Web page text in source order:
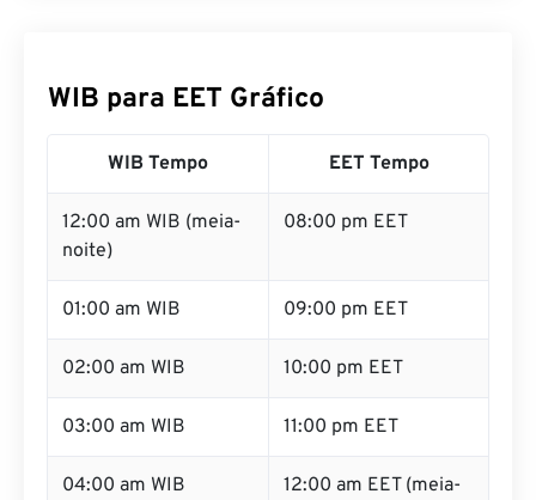
WIB para EET Gráfico
WIB Tempo EET Tempo
12:00 am WIB (meia-
noite)
08:00 pm EET
01:00 am WIB 09:00 pm EET
02:00 am WIB 10:00 pm EET
03:00 am WIB 11:00 pm EET
04:00 am WIB
12:00 am EET (meia-